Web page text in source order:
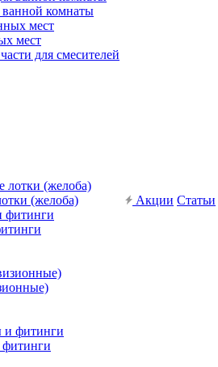
ванной комнаты
мест
для смесителей
(желоба) Акции Статьи